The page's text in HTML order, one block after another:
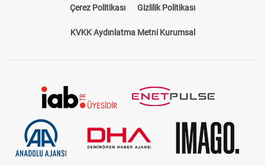
Çerez Politikası Gizlilik Politikası
KVKK Aydınlatma Metni Kurumsal